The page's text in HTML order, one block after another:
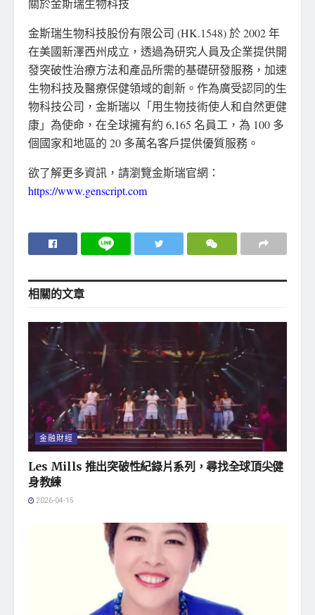
關於金斯瑞生物科技
金斯瑞生物科技股份有限公司 (HK.1548) 於 2002 年
在美國新澤西州成立，透過為研究人員及企業提供開
發突破性治療方法和產品所需的基礎研發服務，加速
生物科技及醫療保健領域的創新。作為廣受認同的生
物科技公司，金斯瑞以「用生物技術使人和自然更健
康」為使命，在全球擁有約 6,165 名員工，為 100 多
個國家和地區的 20 多萬名客戶提供優質服務。
欲了解更多資訊，請瀏覽金斯瑞官網：
https://www.genscript.com
相關的文章
金融財經
Les Mills 推出突破性紀錄片系列，尋找全球頂尖健
身教練
2026-04-15